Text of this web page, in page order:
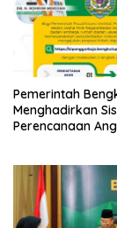
Pemerintah
Menghadirkan
Perencanaan